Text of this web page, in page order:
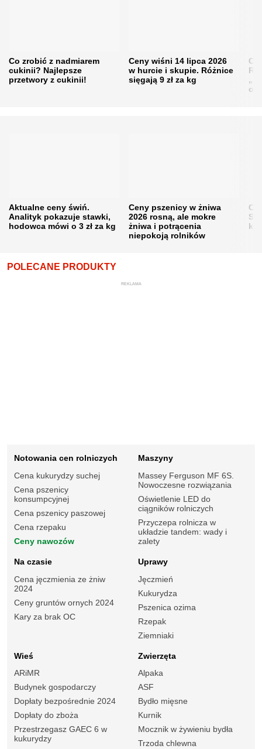
Co zrobić z nadmiarem
cukinii? Najlepsze
przetwory z cukinii!
Ceny wiśni 14 lipca 2026
w hurcie i skupie. Różnice
sięgają 9 zł za kg
Aktualne ceny świń.
Analityk pokazuje stawki,
hodowca mówi o 3 zł za kg
Ceny pszenicy w żniwa
2026 rosną, ale mokre
żniwa i potrącenia
niepokoją rolników
POLECANE PRODUKTY
REKLAMA
Notowania cen rolniczych
Cena kukurydzy suchej
Cena pszenicy
konsumpcyjnej
Cena pszenicy paszowej
Cena rzepaku
Ceny nawozów
Maszyny
Massey Ferguson MF 6S.
Nowoczesne rozwiązania
Oświetlenie LED do
ciągników rolniczych
Przyczepa rolnicza w
układzie tandem: wady i
zalety
Na czasie
Cena jęczmienia ze żniw
2024
Ceny gruntów ornych 2024
Kary za brak OC
Uprawy
Jęczmień
Kukurydza
Pszenica ozima
Rzepak
Ziemniaki
Wieś
ARiMR
Budynek gospodarczy
Dopłaty bezpośrednie 2024
Dopłaty do zboża
Przestrzegasz GAEC 6 w
kukurydzy
Zwierzęta
Alpaka
ASF
Bydło mięsne
Kurnik
Mocznik w żywieniu bydła
Trzoda chlewna